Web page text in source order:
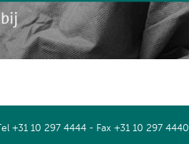
+31 10 297 4444 - Fax +31 10 297 4440